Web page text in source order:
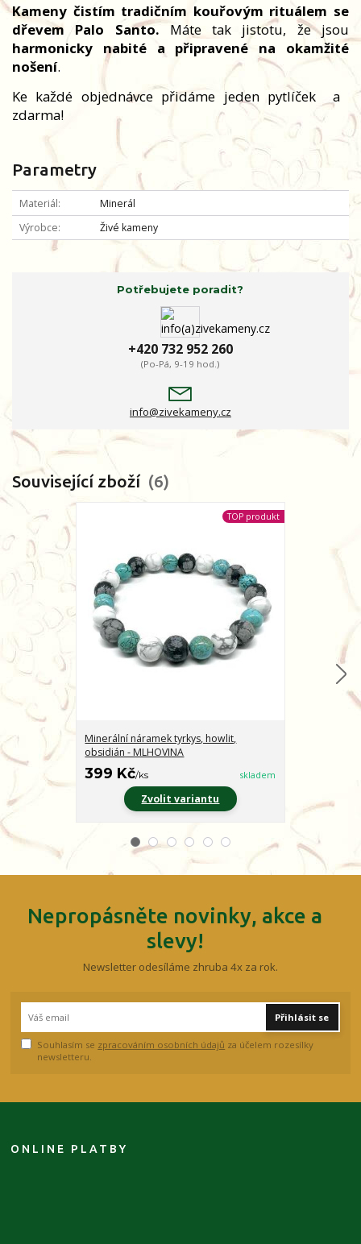
Kameny čistím tradičním kouřovým rituálem se
dřevem Palo Santo.Máte tak jistotu, že jsou
harmonicky nabité a připravené na okamžité
nošení.
Ke každé objednávce přidáme jeden pytlíček
a
zdarma!
Parametry
Materiál
Minerál
Výrobce
Živé kameny
Potřebujete poradit?
+420 732 952 260
(Po-Pá, 9-19 hod.)
info@zivekameny.cz
Související zboží 6
TOP produkt
Minerální náramek tyrkys, howlit,
obsidián - MLHOVINA
399 Kč/ks skladem
Zvolit variantu
Nepropásněte novinky, akce a
slevy!
Newsletter odesíláme zhruba 4x za rok.
Přihlásit se
Souhlasím se zpracováním osobních údajů za účelem rozesílky
newsletteru.
ONLINE PLATBY